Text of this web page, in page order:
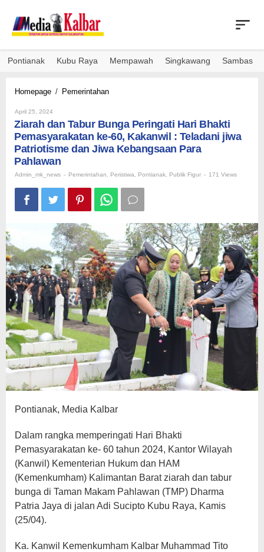
content
Pontianak Kubu Raya Mempawah Singkawang Sambas
Homepage / PemerintahanZiarah
Bunga
Peringati
Hari
Bhakti
ke-
60,
Kakanwil
:
Patriotisme
dan
Jiwa
Kebangsaan
Para
Pahlawan
April 25, 2024
Ziarah dan Tabur Bunga Peringati Hari Bhakti
Pemasyarakatan ke-60, Kakanwil : Teladani jiwa
Patriotisme dan Jiwa Kebangsaan Para
Pahlawan
Admin_mk_news - Pemerintahan Peristiwa Pontianak Publik Figur - 171 Views
Pontianak, Media Kalbar
Dalam rangka memperingati Hari Bhakti
Pemasyarakatan ke- 60 tahun 2024, Kantor Wilayah
(Kanwil) Kementerian Hukum dan HAM
(Kemenkumham) Kalimantan Barat ziarah dan tabur
bunga di Taman Makam Pahlawan (TMP) Dharma
Patria Jaya di jalan Adi Sucipto Kubu Raya, Kamis
(25/04).
Ka. Kanwil Kemenkumham Kalbar Muhammad Tito